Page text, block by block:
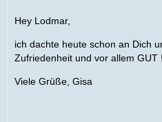
Hey Lodmar,
ich dachte heute schon an Dich
Zufriedenheit und vor allem GUT
Viele Grüße, Gisa